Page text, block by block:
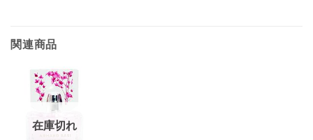
関連商品
在庫切れ